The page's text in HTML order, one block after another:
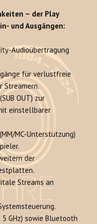
– der Play
und Ausgängen:
Audioübertragung
für verlustfreie
Streamern.
OUT)zur
einstellbarer
(MM/MC-Unterstützung)
der
Streams an
GHz) sowieBluetooth